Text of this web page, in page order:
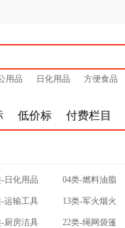
用品 日化用品 方便食品
低价标 付费栏目
-日化用品 04类-燃料油脂
-运输工具 13类-军火烟火
-厨房洁具 22类-绳网袋篷